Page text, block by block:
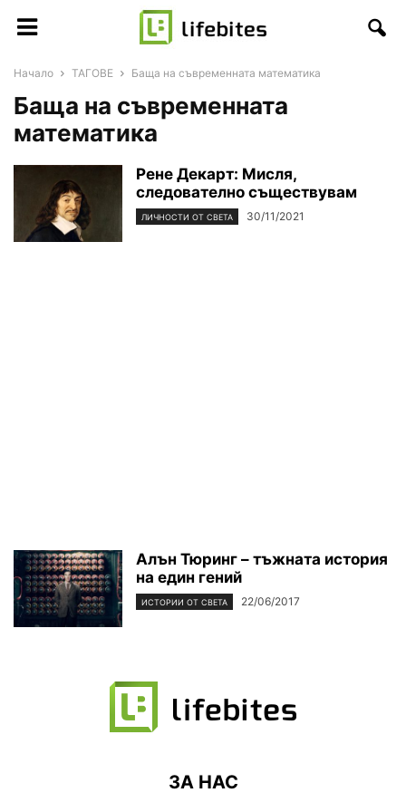
Начало ТАГОВЕ Баща на съвременната математика
Баща на съвременната
математика
Рене Декарт: Мисля,
следователно съществувам
ЛИЧНОСТИ ОТ СВЕТА 30/11/2021
Алън Тюринг – тъжната история
на един гений
ИСТОРИИ ОТ СВЕТА 22/06/2017
ЗА НАС